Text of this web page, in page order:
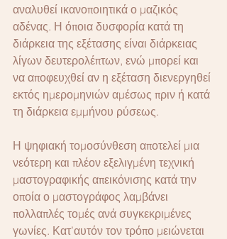
αναλυθεί ικανοποιητικά ο μαζικός
αδένας. Η όποια δυσφορία κατά τη
διάρκεια της εξέτασης είναι διάρκειας
λίγων δευτερολέπτων, ενώ μπορεί και
να αποφευχθεί αν η εξέταση διενεργηθεί
εκτός ημερομηνιών αμέσως πριν ή κατά
τη διάρκεια εμμήνου ρύσεως.
Η ψηφιακή τομοσύνθεση αποτελεί μια
νεότερη και πλέον εξελιγμένη τεχνική
μαστογραφικής απεικόνισης κατά την
οποία ο μαστογράφος λαμβάνει
πολλαπλές τομές ανά συγκεκριμένες
γωνίες. Κατ’αυτόν τον τρόπο μειώνεται